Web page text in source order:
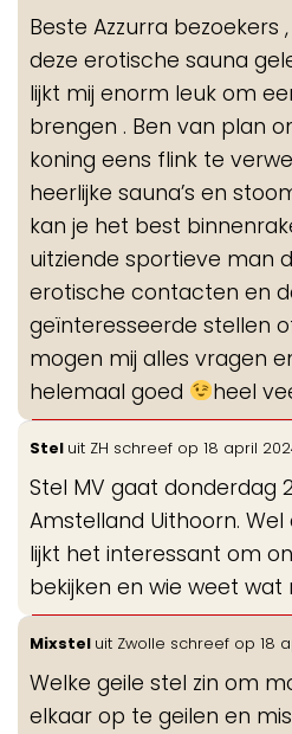
Beste Azzurra bezoekers
deze erotische sauna
lijkt mij enorm leuk om
brengen . Ben van plan
koning eens flink te
heerlijke sauna’s en
kan je het best
uitziende sportieve man
erotische contacten en
geïnteresseerde stellen
mogen mij alles vragen
helemaal goed
heel
Stel uit ZH schreef op 18 april
Stel MV gaat donderdag
Amstelland Uithoorn.
lijkt het interessant om
bekijken en wie weet wat
Mixstel uit Zwolle schreef op 18
Welke geile stel zin om
elkaar op te geilen en